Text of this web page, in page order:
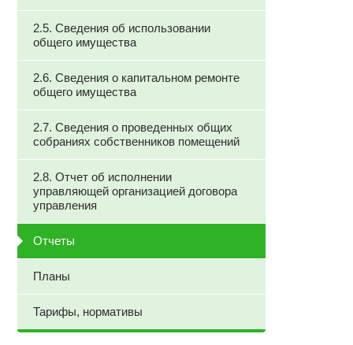
2.5. Сведения об использовании
общего имущества
2.6. Сведения о капитальном ремонте
общего имущества
2.7. Сведения о проведенных общих
собраниях собственников помещений
2.8. Отчет об исполнении
управляющей организацией договора
управления
Отчеты
Планы
Тарифы, нормативы